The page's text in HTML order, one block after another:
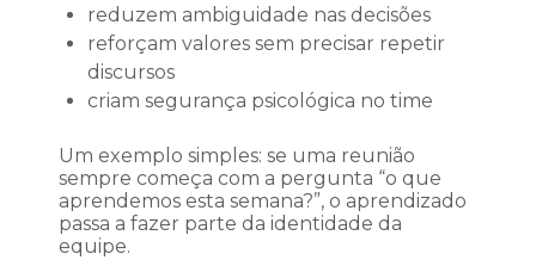
reduzem ambiguidade nas decisões
reforçam valores sem precisar repetir
discursos
criam segurança psicológica no time
Um exemplo simples: se uma reunião
sempre começa com a pergunta “o que
aprendemos esta semana?”, o aprendizado
passa a fazer parte da identidade da
equipe.